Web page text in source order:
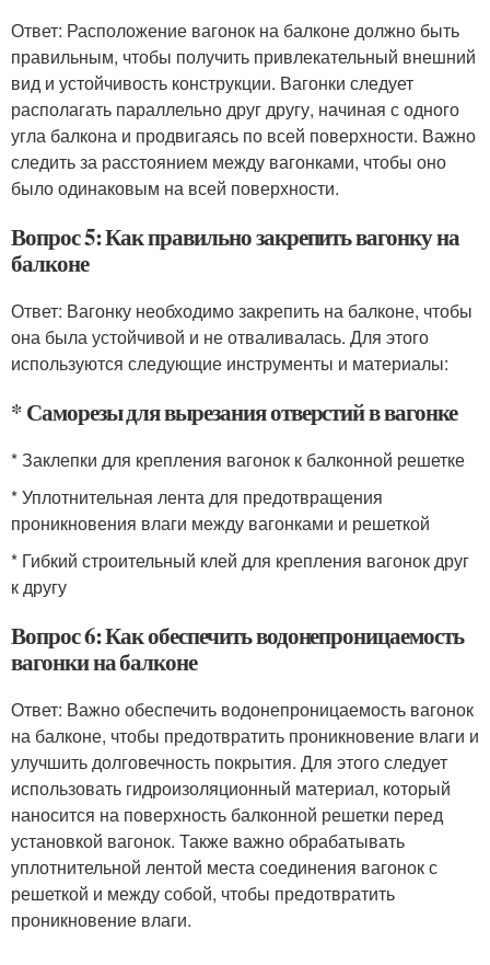
Ответ: Расположение вагонок на балконе должно быть
правильным, чтобы получить привлекательный внешний
вид и устойчивость конструкции. Вагонки следует
располагать параллельно друг другу, начиная с одного
угла балкона и продвигаясь по всей поверхности. Важно
следить за расстоянием между вагонками, чтобы оно
было одинаковым на всей поверхности.
Вопрос 5: Как правильно закрепить вагонку на
балконе
Ответ: Вагонку необходимо закрепить на балконе, чтобы
она была устойчивой и не отваливалась. Для этого
используются следующие инструменты и материалы:
* Саморезы для вырезания отверстий в вагонке
* Заклепки для крепления вагонок к балконной решетке
* Уплотнительная лента для предотвращения
проникновения влаги между вагонками и решеткой
* Гибкий строительный клей для крепления вагонок друг
к другу
Вопрос 6: Как обеспечить водонепроницаемость
вагонки на балконе
Ответ: Важно обеспечить водонепроницаемость вагонок
на балконе, чтобы предотвратить проникновение влаги и
улучшить долговечность покрытия. Для этого следует
использовать гидроизоляционный материал, который
наносится на поверхность балконной решетки перед
установкой вагонок. Также важно обрабатывать
уплотнительной лентой места соединения вагонок с
решеткой и между собой, чтобы предотвратить
проникновение влаги.